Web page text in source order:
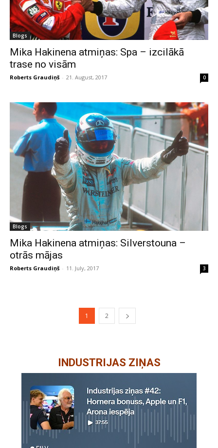
Blogs
Mika Hakinena atmiņas: Spa – izcilākā
trase no visām
Roberts Graudiņš - 21. August, 2017 0
Blogs
Mika Hakinena atmiņas: Silverstouna –
otrās mājas
Roberts Graudiņš - 11. July, 2017 3
1 2
INDUSTRIJAS ZIŅAS